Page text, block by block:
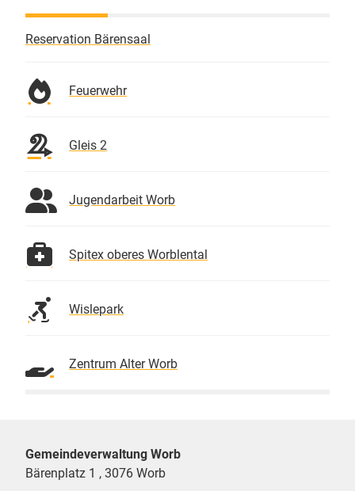
Reservation Bärensaal
Feuerwehr
Gleis 2
Jugendarbeit Worb
Spitex oberes Worblental
Wislepark
Zentrum Alter Worb
Gemeindeverwaltung Worb
Bärenplatz 1 , 3076 Worb